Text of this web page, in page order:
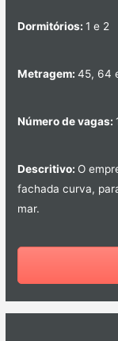
Dormitórios: 1 e 2
Metragem: 45, 64
Número de vagas:
Descritivo: O
fachada curva,
mar.